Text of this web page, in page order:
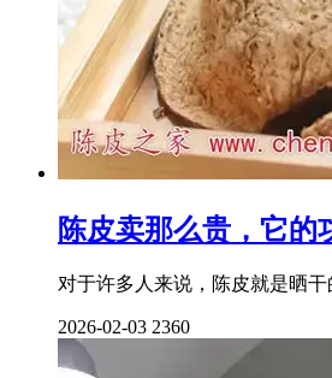
陈皮卖那么贵，它的
对于许多人来说，陈皮就是晒
2026-02-03 2360